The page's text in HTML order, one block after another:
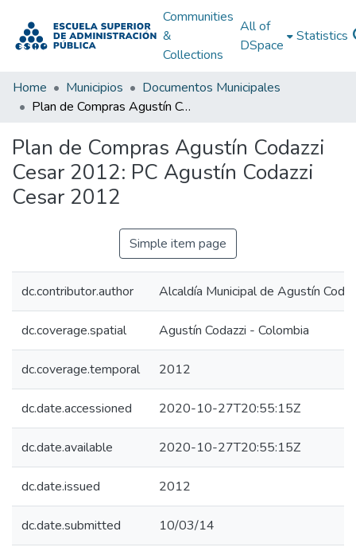
Communities
&
Collections
All of
DSpace
Statistics
Home Municipios
Documentos Municipales
Plan de Compras Agustín Codazzi Cesar 2012: PC Agustín Codazzi Cesar 2012
Plan de Compras Agustín Codazzi
Cesar 2012: PC Agustín Codazzi
Cesar 2012
Simple item page
dc.contributor.author Alcaldía Municipal de Agustín
dc.coverage.spatial Agustín Codazzi - Colombia
dc.coverage.temporal 2012
dc.date.accessioned 2020-10-27T20:55:15Z
dc.date.available 2020-10-27T20:55:15Z
dc.date.issued 2012
dc.date.submitted 10/03/14